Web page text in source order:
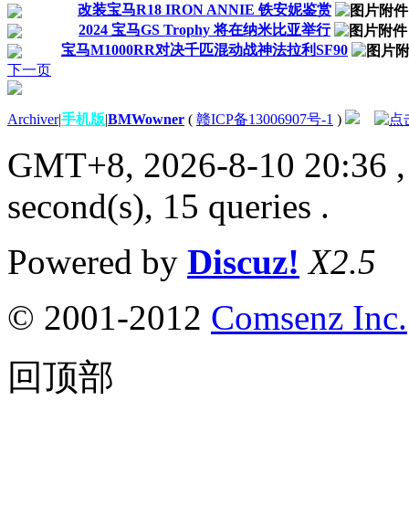
改装宝马R18 IRON ANNIE 铁安妮鉴赏
2024 宝马GS Trophy 将在纳米比亚举行
宝马M1000RR对决千匹混动战神法拉利SF90
下一页
Archiver|手机版|BMWowner ( 赣ICP备13006907号-1 )
GMT+8, 2026-8-10 20:36
second(s), 15 queries .
Powered by Discuz! X2.5
© 2001-2012 Comsenz Inc.
回顶部